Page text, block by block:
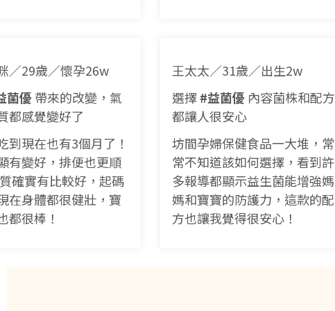
／29歲／懷孕26w
菌優 帶來的改變，氣
都感覺變好了
到現在也有3個月了！
有變好，排便也更順
確實有比較好，起碼
在身體都很健壯，寶
都很棒！
王太太／31歲／出生2w
選擇#益菌優 內容菌株和配方
都讓人很安心
坊間孕婦保健食品一大堆，常
常不知道該如何選擇，看到許
多報導都顯示益生菌能增強媽
媽和寶寶的防護力，這款的配
方也讓我覺得很安心！